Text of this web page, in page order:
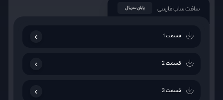
سافت ساب فارسی پایان سریال
قسمت 1
قسمت 2
قسمت 3